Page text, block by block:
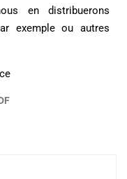
en distribuerons
exemple ou autres